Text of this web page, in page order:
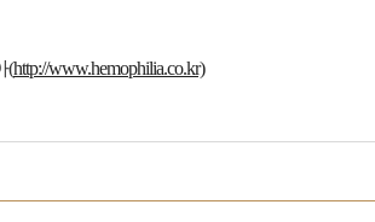
(http://www.hemophilia.co.kr)